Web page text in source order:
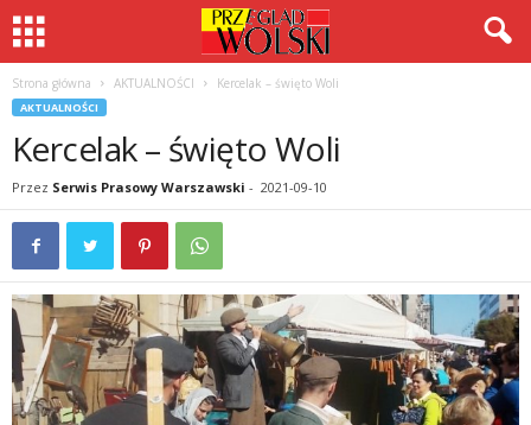
Strona główna AKTUALNOŚCI Kercelak – święto Woli
AKTUALNOŚCI
Kercelak – święto Woli
Przez Serwis Prasowy Warszawski - 2021-09-10